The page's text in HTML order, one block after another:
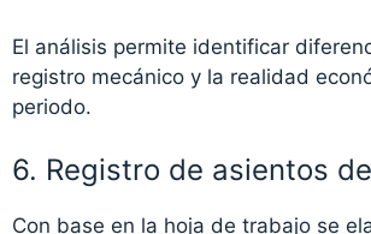
El análisis permite identificar
registro mecánico y la realidad
periodo.
6. Registro de asientos
Con base en la hoja de trabajo se